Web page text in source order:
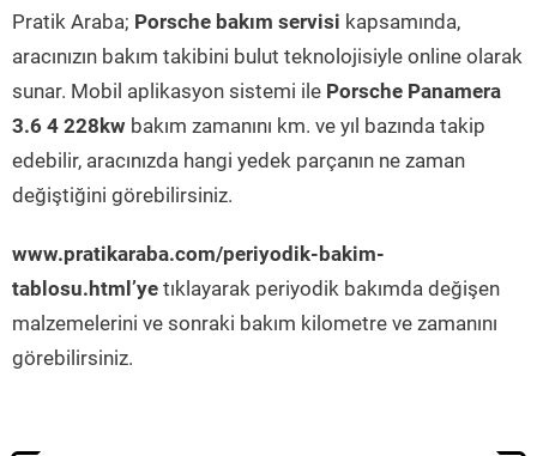
Pratik Araba; Porsche bakım servisi kapsamında,
aracınızın bakım takibini bulut teknolojisiyle online olarak
sunar. Mobil aplikasyon sistemi ile Porsche Panamera
3.6 4 228kw bakım zamanını km. ve yıl bazında takip
edebilir, aracınızda hangi yedek parçanın ne zaman
değiştiğini görebilirsiniz.
www.pratikaraba.com/periyodik-bakim-
tablosu.html’ye tıklayarak periyodik bakımda değişen
malzemelerini ve sonraki bakım kilometre ve zamanını
görebilirsiniz.